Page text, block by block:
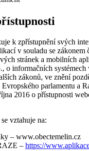
k zpřístupnění svých
v souladu se zákonem
stránek a mobilních
o informačních systémech
zákonů, ve znění
parlamentu a
2016 o přístupnosti
vztahuje na:
– www.obectemelin.cz
– https://